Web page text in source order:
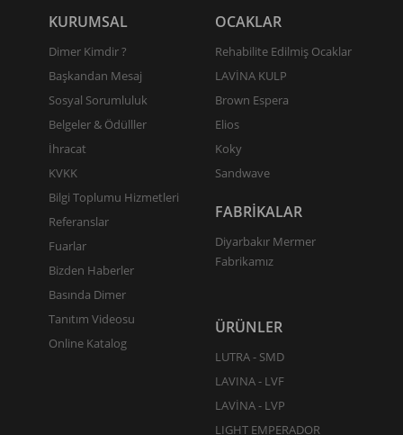
KURUMSAL
Dimer Kimdir ?
Başkandan Mesaj
Sosyal Sorumluluk
Belgeler & Ödülller
İhracat
KVKK
Bilgi Toplumu Hizmetleri
Referanslar
Fuarlar
Bizden Haberler
Basında Dimer
Tanıtım Videosu
Online Katalog
OCAKLAR
Rehabilite Edilmiş Ocaklar
LAVİNA KULP
Brown Espera
Elios
Koky
Sandwave
FABRİKALAR
Diyarbakır Mermer
Fabrikamız
ÜRÜNLER
LUTRA - SMD
LAVINA - LVF
LAVİNA - LVP
LIGHT EMPERADOR